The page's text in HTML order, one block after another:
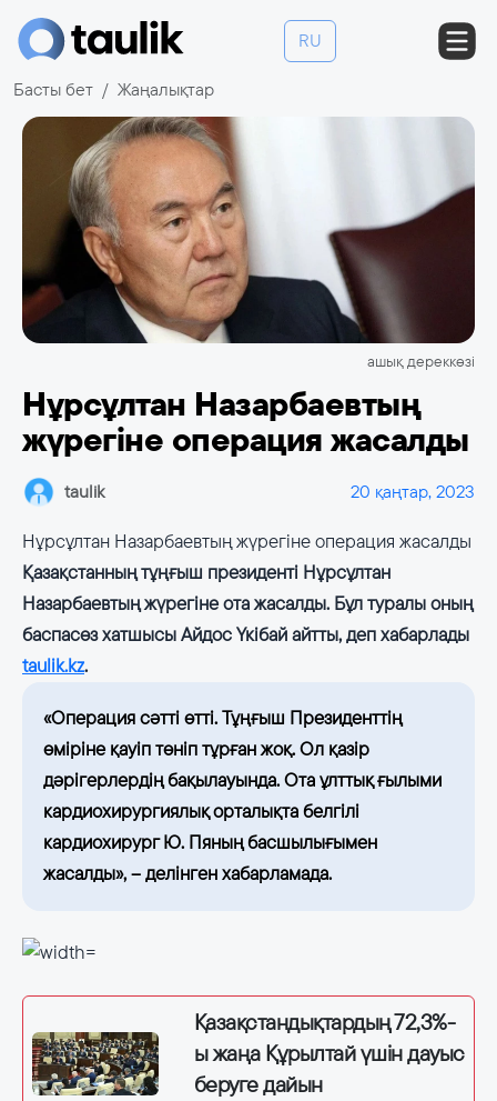
RU
Басты бет Жаңалықтар
ашық дереккөзі
Нұрсұлтан Назарбаевтың
жүрегіне операция жасалды
taulik 20 қаңтар, 2023
Нұрсұлтан Назарбаевтың жүрегіне операция жасалды
Қазақстанның тұңғыш президенті Нұрсұлтан
Назарбаевтың жүрегіне ота жасалды. Бұл туралы оның
баспасөз хатшысы Айдос Үкібай айтты, деп хабарлады
taulik.kz.
«Операция сәтті өтті. Тұңғыш Президенттің
өміріне қауіп төніп тұрған жоқ. Ол қазір
дәрігерлердің бақылауында. Ота ұлттық ғылыми
кардиохирургиялық орталықта белгілі
кардиохирург Ю. Пяның басшылығымен
жасалды», – делінген хабарламада.
Қазақстандықтардың 72,3%-
ы жаңа Құрылтай үшін дауыс
беруге дайын